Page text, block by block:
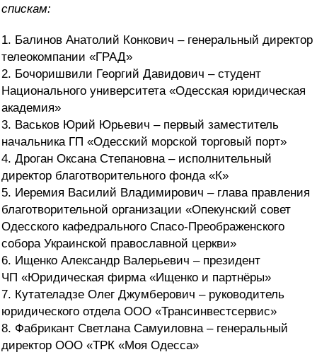
спискам:
1. Балинов Анатолий Конкович – генеральный директор
телеокомпании «ГРАД»
2. Бочоришвили Георгий Давидович – студент
Национального университета «Одесская юридическая
академия»
3. Васьков Юрий Юрьевич – первый заместитель
начальника ГП «Одесский морской торговый порт»
4. Дроган Оксана Степановна – исполнительный
директор благотворительного фонда «К»
5. Иеремия Василий Владимирович – глава правления
благотворительной организации «Опекунский совет
Одесского кафедрального Спасо-Преображенского
собора Украинской православной церкви»
6. Ищенко Александр Валерьевич – президент
ЧП «Юридическая фирма «Ищенко и партнёры»
7. Кутателадзе Олег Джумберович – руководитель
юридического отдела ООО «Трансинвестсервис»
8. Фабрикант Светлана Самуиловна – генеральный
директор ООО «ТРК «Моя Одесса»